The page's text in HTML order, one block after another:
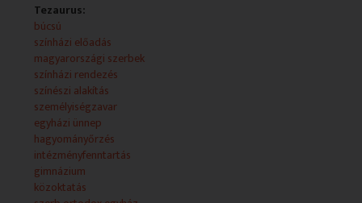
A magazinműsor heti egy alkalommal 26 percben
követi a szerb nemzetiség hétköznapi életének és
ünnepeinek jelentős pillanatait.
A Srpski ekran legfőbb szándéka, hogy a magyarországi
szerbek társadalompolitikai és kulturális aktualitásainak
minden területéről hű képet alkosson, mindamellett a
műsorstruktúrájában kiemelt szerepet kap az
anyaország és Magyarország kölcsönös
együttműködésével összefüggő témák feldolgozása. A
műsorban fontos helyet foglalnak el a portrék,
útifilmek, riportfilmek, hosszabb-rövidebb
Tezaurus:
búcsú
színházi előadás
magyarországi szerbek
színházi rendezés
színészi alakítás
személyiségzavar
egyházi ünnep
hagyományőrzés
intézményfenntartás
gimnázium
közoktatás